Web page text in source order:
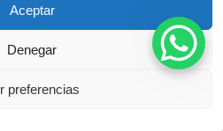
Aceptar
Denegar
preferencias
elimina la obligación de